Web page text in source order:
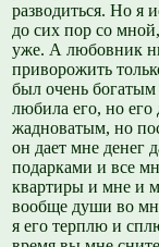
разводиться. Но я
до сих пор со
уже. А любовник
приворожить
был очень богатым
любила его, но
жадноватым, но
он дает мне денег
подарками и все
квартиры и мне и
вообще души во
я его терплю и